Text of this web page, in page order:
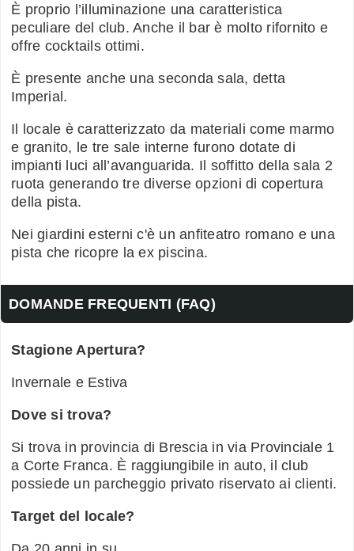
È proprio l’illuminazione una caratteristica
peculiare del club. Anche il bar è molto rifornito e
offre cocktails ottimi.
È presente anche una seconda sala, detta
Imperial.
Il locale è caratterizzato da materiali come marmo
e granito, le tre sale interne furono dotate di
impianti luci all’avanguarida. Il soffitto della sala 2
ruota generando tre diverse opzioni di copertura
della pista.
Nei giardini esterni c'è un anfiteatro romano e una
pista che ricopre la ex piscina.
DOMANDE FREQUENTI (FAQ)
Stagione Apertura?
Invernale e Estiva
Dove si trova?
Si trova in provincia di Brescia in via Provinciale 1
a Corte Franca. È raggiungibile in auto, il club
possiede un parcheggio privato riservato ai clienti.
Target del locale?